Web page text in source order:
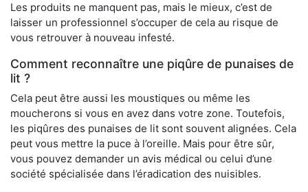
Les produits ne manquent pas, mais le mieux, c’est de
laisser un professionnel s’occuper de cela au risque de
vous retrouver à nouveau infesté.
Comment reconnaître une piqûre de punaises de
lit ?
Cela peut être aussi les moustiques ou même les
moucherons si vous en avez dans votre zone. Toutefois,
les piqûres des punaises de lit sont souvent alignées. Cela
peut vous mettre la puce à l’oreille. Mais pour être sûr,
vous pouvez demander un avis médical ou celui d’une
société spécialisée dans l’éradication des nuisibles.